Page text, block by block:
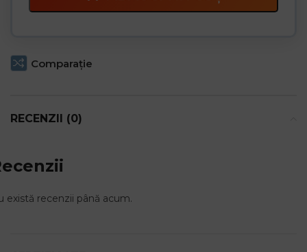
Comparaţie
RECENZII (0)
există recenzii până acum.